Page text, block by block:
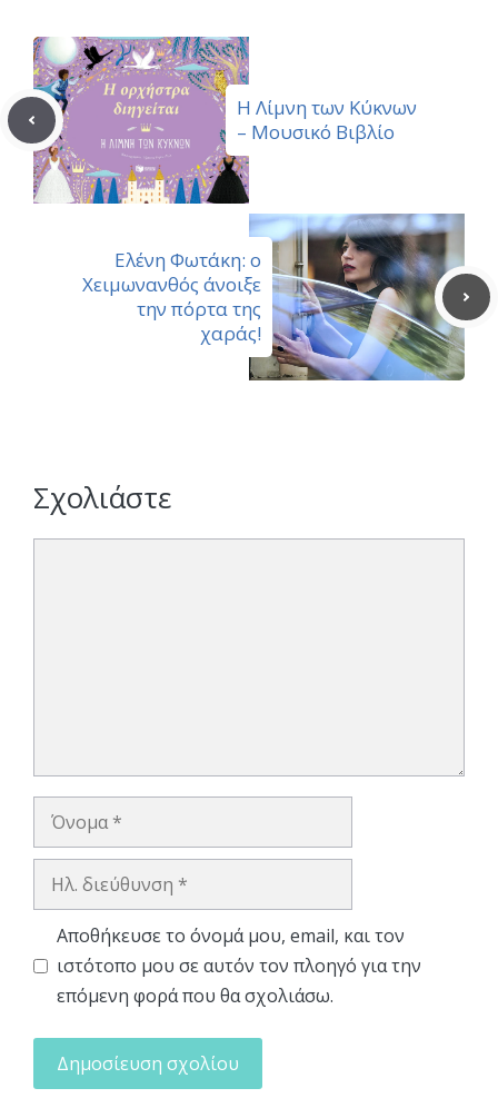
Η Λίμνη των Κύκνων
– Μουσικό Βιβλίο
Ελένη Φωτάκη: ο
Χειμωνανθός άνοιξε
την πόρτα της
χαράς!
Σχολιάστε
Όνομα
Ηλ.
Αποθήκευσε το όνομά μου, email, και τον
ιστότοπο μου σε αυτόν τον πλοηγό για την
επόμενη φορά που θα σχολιάσω.